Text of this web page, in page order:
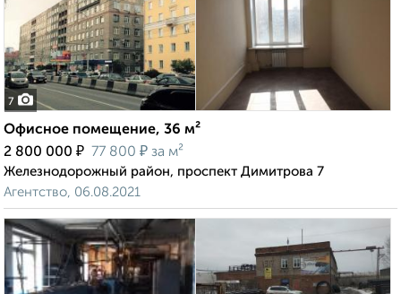
7
Офисное помещение, 36 м²
2 800 000 ₽ 77 800 ₽ за м²
Железнодорожный район, проспект Димитрова 7
Агентство, 06.08.2021